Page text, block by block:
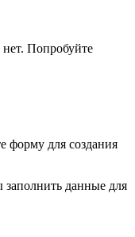
Попробуйте
форму для создания
данные для